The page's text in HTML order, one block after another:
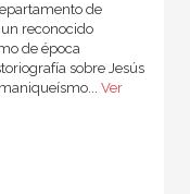
de
reconocido
de época
sobre Jesús
Ver